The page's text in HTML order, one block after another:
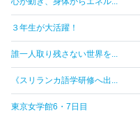
３年生が大活躍！
誰一人取り残さない世界を...
《スリランカ語学研修へ出...
東京女学館6・7日目